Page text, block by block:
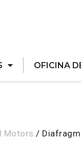
OFICINA
Motors /